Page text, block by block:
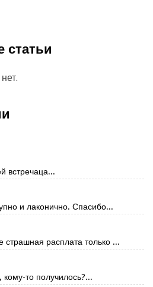
статьи
встречаца...
и лаконично. Спасибо...
расплата только ...
то получилось?...